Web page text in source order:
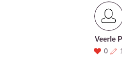
Veerle
0